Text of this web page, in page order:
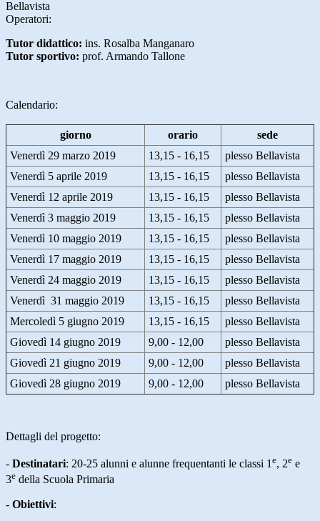
Bellavista
Operatori:
Tutor didattico: ins. Rosalba Manganaro
Tutor sportivo: prof. Armando Tallone
Calendario:
giorno orario
sede
Venerdì 29 marzo 2019
13,15 - 16,15
plesso Bellavista
Venerdì 5 aprile 2019
13,15 - 16,15
plesso Bellavista
Venerdì 12 aprile 2019
13,15 - 16,15
plesso Bellavista
Venerdì 3 maggio 2019
13,15 - 16,15
plesso Bellavista
Venerdì 10 maggio 2019
13,15 - 16,15
plesso Bellavista
Venerdì 17 maggio 2019
13,15 - 16,15
plesso Bellavista
Venerdì 24 maggio 2019
13,15 - 16,15
plesso Bellavista
Venerdì 31 maggio 2019
13,15 - 16,15
plesso Bellavista
Mercoledì 5 giugno 2019
13,15 - 16,15
plesso Bellavista
Giovedì 14 giugno 2019
9,00 - 12,00
plesso Bellavista
Giovedì 21 giugno 2019
9,00 - 12,00
plesso Bellavista
Giovedì 28 giugno 2019
9,00 - 12,00 plesso Bellavista
Dettagli del progetto:
- Destinatari: 20-25 alunni e alunne frequentanti le classi 1e, 2e e
3e della Scuola Primaria
- Obiettivi: